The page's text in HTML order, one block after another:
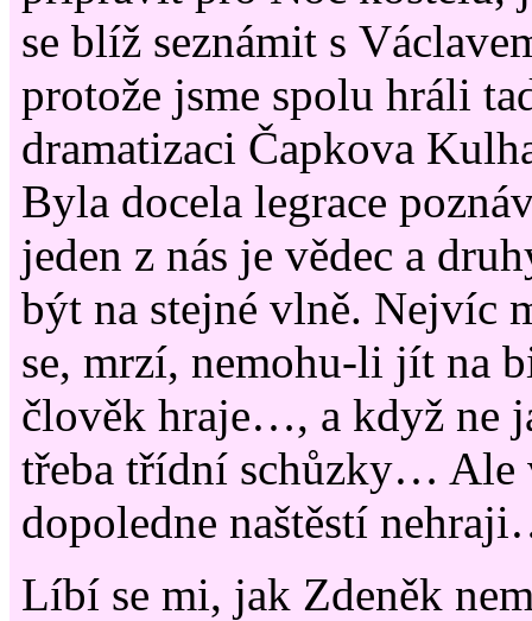
se blíž seznámit s
protože jsme spolu hráli
dramatizaci Čapkova
Byla docela legrace
jeden z nás je vědec a
být na stejné vlně. Nejvíc
se, mrzí, nemohu-li jít na
člověk hraje…, a když ne
třeba třídní schůzky… Ale
dopoledne naštěstí
Líbí se mi, jak Zdeněk